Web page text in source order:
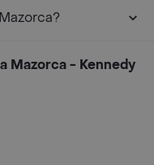
Mazorca - Kennedy